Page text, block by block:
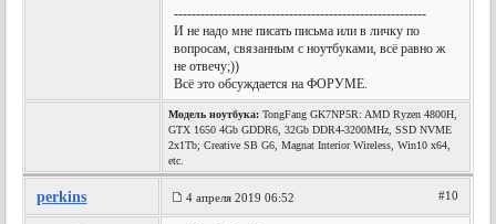
---------------------------------------------------------
И не надо мне писать письма или в личку по
вопросам, связанным с ноутбуками, всё равно ж
не отвечу;))
Всё это обсуждается на ФОРУМЕ.
Модель ноутбука: TongFang GK7NP5R: AMD Ryzen 4800H,
GTX 1650 4Gb GDDR6, 32Gb DDR4-3200MHz, SSD NVME
2x1Tb; Creative SB G6, Magnat Interior Wireless, Win10 x64,
etc.
perkins 4 апреля 2019 06:52 #10